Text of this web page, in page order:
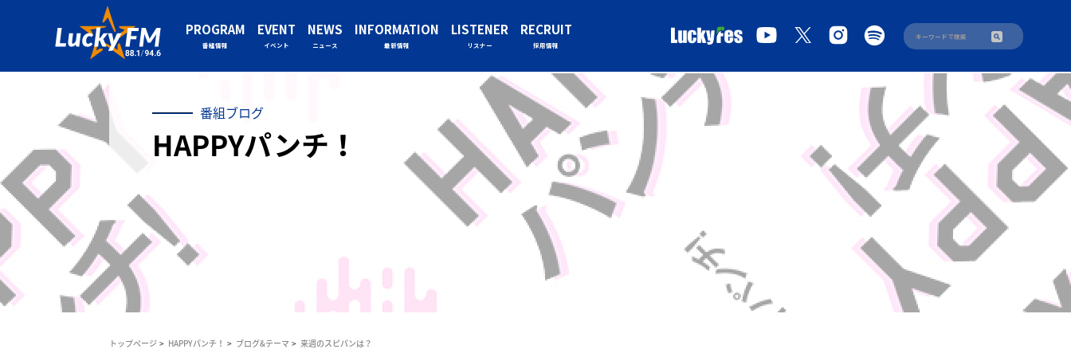
PROGRAM
番組情報
EVENT
イベント
NEWS
ニュース
INFORMATION
最新情報
LISTENER
リスナー
RECRUIT
採用情報
番組ブログ
HAPPYパンチ！
トップページ HAPPYパンチ！ ブログ&テーマ 来週のスピパンは？